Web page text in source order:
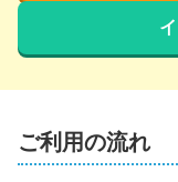
ご利用の流れ